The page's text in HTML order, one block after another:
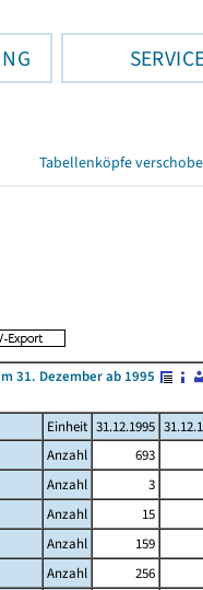
Tabellenköpfe
31. Dezember ab 1995
Einheit 31.12.1995
Anzahl 693
Anzahl 3
Anzahl 15
Anzahl 159
Anzahl 256